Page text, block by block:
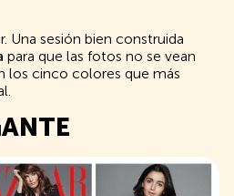
Una sesión bien construida
para que las fotos no se vean
los cinco colores que más